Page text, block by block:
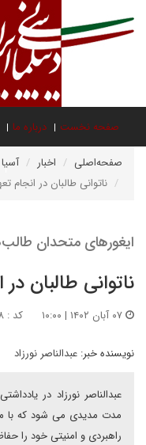
صفحه نخست درباره ما
صفحه‌اصلی اخبار
ناتوانی طالبان در انجام
ایغورهای متحدان
ناتوانی طالبان
کد : ۲۰۲۲۵۹۸
نویسنده خبر: عبدالناصر نورزاد
عبدالناصر نورزاد در
مدت مدیدی می شود که با
راهبردی و امنیتی خود را